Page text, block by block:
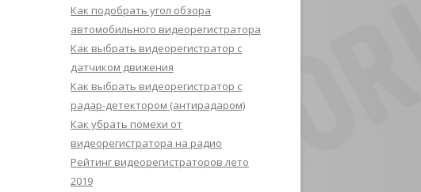
Как подобрать угол обзора
автомобильного видеорегистратора
Как выбрать видеорегистратор с
датчиком движения
Как выбрать видеорегистратор с
радар-детектором (антирадаром)
Как убрать помехи от
видеорегистратора на радио
Рейтинг видеорегистраторов лето
2019